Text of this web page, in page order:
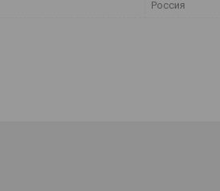
Россия